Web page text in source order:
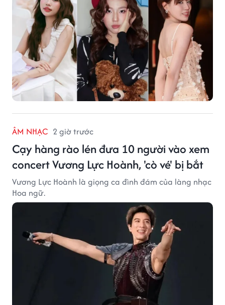
ÂM NHẠC 2 giờ trước
Cạy hàng rào lén đưa 10 người vào xem
concert Vương Lực Hoành, 'cò vé' bị bắt
Vương Lực Hoành là giọng ca đình đám của làng nhạc
Hoa ngữ.